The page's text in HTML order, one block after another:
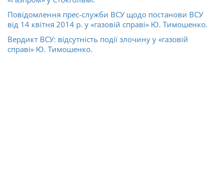
Повідомлення прес-служби ВСУ щодо постанови ВСУ
від 14 квітня 2014 р. у «газовій справі» Ю. Тимошенко.
Вердикт ВСУ: відсутність події злочину у «газовій
справі» Ю. Тимошенко.